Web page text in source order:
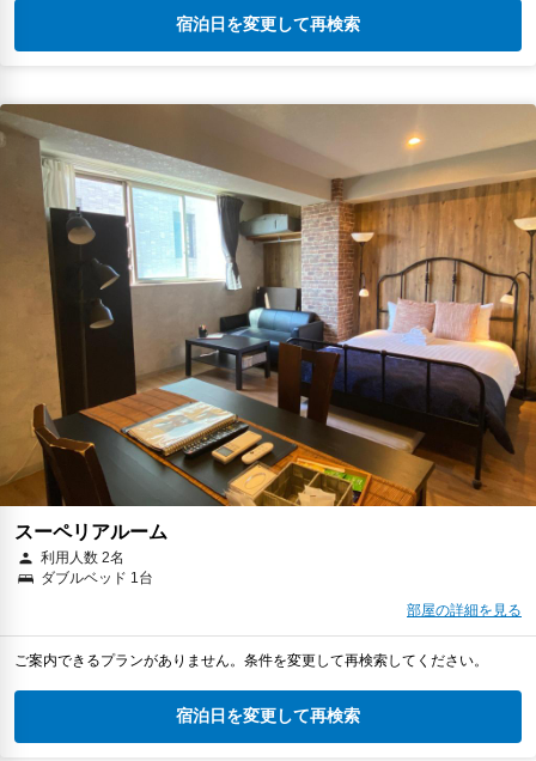
宿泊日を変更して再検索
スーペリアルーム
利用人数 2名
ダブルベッド 1台
部屋の詳細を見る
ご案内できるプランがありません。条件を変更して再検索してください。
宿泊日を変更して再検索